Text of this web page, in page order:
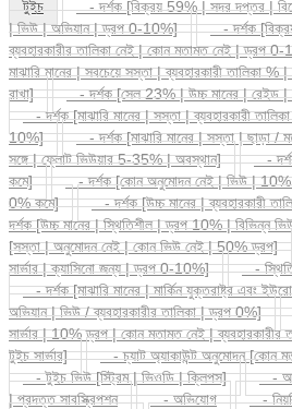
| ভিউ | অভিযান | ড্রপ 0-10%]
- দর্শক
ব্যবহারকারীর তালিকা নেই | কোন মতামত নেই | ড্রপ
মাঝারি মানের | সবচেয়ে সস্তা | ব্যবহারকারী তালিকা
রাখা]
- দর্শক [সেল 23% | উচ্চ মানের | রেইড |
- দর্শক [মাঝারি মানের | সস্তা | ব্যবহারকারী
10%]
- দর্শক [মাঝারি মানের | সস্তা | ছাড়া /
সঙ্গে | ফ্লোট ভিউয়ার 5-35% | অবস্থান]
-
কমে]
- দর্শক [কোন অনুমোদন নেই | ভিউ | 10%
0% কমে]
- দর্শক [উচ্চ মানের | ব্যবহারকারী
দর্শক [উচ্চ মানের | স্থিতিশীল | ড্রপ 10% | বিভিন্ন
[সস্তা | অনুমোদন নেই | কোন ভিউ নেই | 50% ড্রপ]
সার্ভার | ক্যাসিনো জন্য | ড্রপ 0-10%]
-
- দর্শক [মাঝারি মানের | মার্কিন যুক্তরাষ্ট্র এবং
অভিযান | ভিউ / ব্যবহারকারীর তালিকা | ড্রপ 0%]
সার্ভার | 10% ড্রপ | কোন মতামত নেই | ব্যবহারকারীর
টুইচ সার্ভার]
- চ্যাট অ্যাকাউন্ট অনুমোদন [কোন
- টুইচ ভিউ [স্ট্রিম | ভিওডি | ক্লিপস]
-
| প্রদত্ত সাবস্ক্রিপশন
- অভিযোগ
-
- মিক্স দর্শকদের হার
- লাইভ স্ট্রিম চ্যাটার